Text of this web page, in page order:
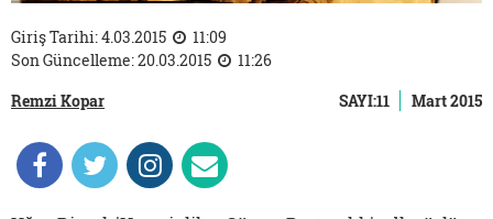
Giriş Tarihi: 4.03.2015
11:09
Son Güncelleme: 20.03.2015
11:26
Remzi Kopar
SAYI:11 Mart 2015